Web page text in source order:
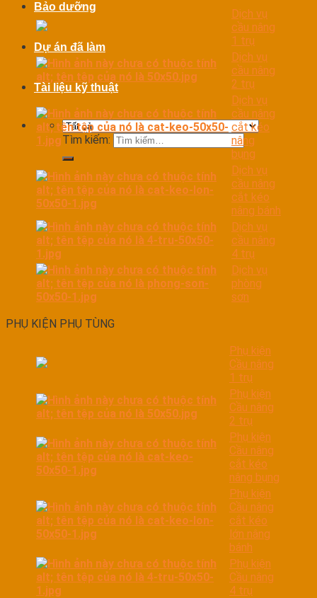
Bảo dưỡng
Dự án đã làm
Tài liệu kỹ thuật
Tìm kiếm:
Dịch vụ
cầu nâng
1 trụ
Dịch vụ
cầu nâng
2 trụ
Dịch vụ
cầu nâng
cắt kéo
nâng
bụng
Dịch vụ
cầu nâng
cắt kéo
nâng bánh
Dịch vụ
cầu nâng
4 trụ
Dịch vụ
phòng
sơn
PHỤ KIỆN PHỤ TÙNG
Phụ kiện
Cầu nâng
1 trụ
Phụ kiện
Cầu nâng
2 trụ
Phụ kiện
Cầu nâng
cắt kéo
nâng bụng
Phụ kiện
Cầu nâng
cắt kéo
lớn nâng
bánh
Phụ kiện
Cầu nâng
4 trụ